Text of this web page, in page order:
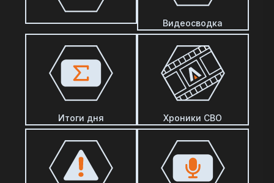
Видеосводка
Итоги дня Хроники СВО